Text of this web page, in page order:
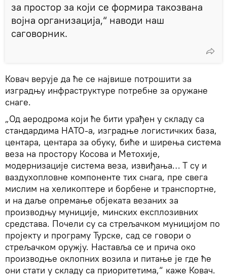
за простор за који се формира такозвана
војна организација,“ наводи наш
саговорник.
Ковач верује да ће се највише потрошити за
изградњу инфраструктуре потребне за оружане
снаге.
„Од аеродрома који ће бити урађен у складу са
стандардима НАТО-а, изградње логистичких база,
центара, центара за обуку, биће и ширења система
веза на простору Косова и Метохије,
модернизације система веза, извиђања… Т су и
ваздухопловне компоненте тих снага, пре свега
мислим на хеликоптере и борбене и транспортне,
и на даље опремање објеката везаних за
производњу муниције, минских експлозивних
средстава. Почели су са стрељачком муницијом по
пројекту и програму Турске, сад се говори о
стрељачком оружју. Наставља се и прича око
производње оклопних возила и питање је где ће
они стати у складу са приоритетима,“ каже Ковач.